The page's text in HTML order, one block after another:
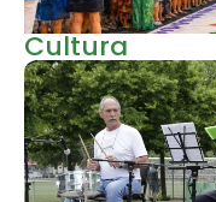
Cultura